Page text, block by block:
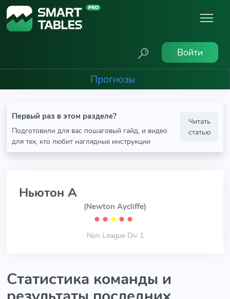
Войти
Прогнозы
Первый раз в этом разделе?
Подготовили для вас пошаговый гайд, и видео
для тех, кто любит наглядные инструкции
Читать
статью
Ньютон А
(Newton Aycliffe)
⬤ ⬤ ⬤ ⬤ ⬤
Non League Div 1
Статистика команды и